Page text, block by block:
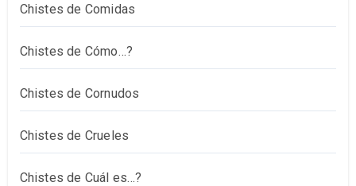
Chistes de Comidas
Chistes de Cómo…?
Chistes de Cornudos
Chistes de Crueles
Chistes de Cuál es…?